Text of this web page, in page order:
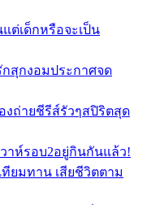
ต่เด็กหรือจะเป็น
สุกงอมประกาศจด
งถ่ายชีรีส์รัวๆสปิริตสุด
าห์รอบ2อยู่กินกันแล้ว!
ยมทาน เสียชีวิตตาม